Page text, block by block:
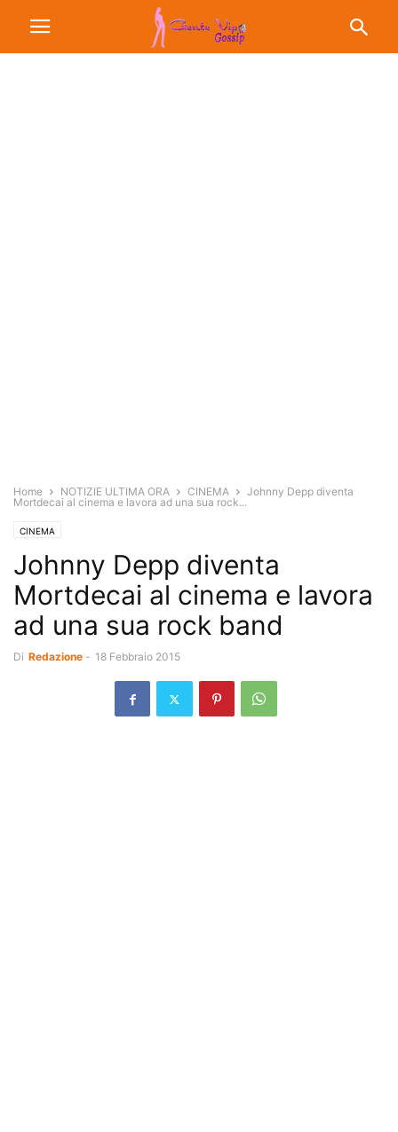
Home NOTIZIE ULTIMA ORA CINEMA
Johnny Depp diventa
Mortdecai al cinema e lavora ad una sua rock...
CINEMA
Johnny Depp diventa
Mortdecai al cinema e lavora
ad una sua rock band
Di Redazione - 18 Febbraio 2015